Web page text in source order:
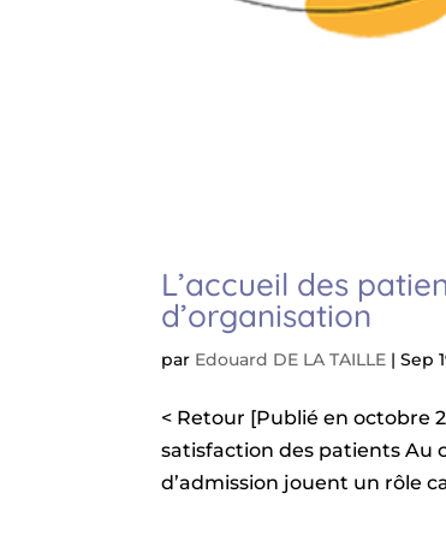
L’accueil des
d’organisation
par Edouard DE LA TAILLE |Sep
< Retour [Publié en octobre
satisfaction des patients Au
d’admission jouent un rôle